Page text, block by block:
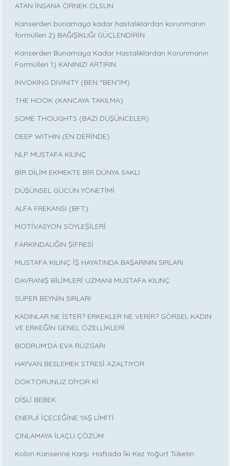
ATAN İNSANA ÖRNEK OLSUN
Kanserden bunamaya kadar hastalıklardan korunmanın
formülleri 2) BAĞIŞIKLIĞI GÜÇLENDİRİN
Kanserden Bunamaya Kadar Hastalıklardan Korunmanın
Formülleri 1) KANINIZI ARTIRIN
INVOKING DIVINITY (BEN “BEN”İM)
THE HOOK (KANCAYA TAKILMA)
SOME THOUGHTS (BAZI DÜŞÜNCELER)
DEEP WITHIN (EN DERİNDE)
NLP MUSTAFA KILINÇ
BİR DİLİM EKMEKTE BİR DÜNYA SAKLI
DÜŞÜNSEL GÜCÜN YÖNETİMİ
ALFA FREKANSI (BFT)
MOTİVASYON SÖYLEŞİLERİ
FARKINDALIĞIN ŞİFRESİ
MUSTAFA KILINÇ İŞ HAYATINDA BAŞARININ SIRLARI
DAVRANIŞ BİLİMLERİ UZMANI MUSTAFA KILINÇ
SÜPER BEYNİN SIRLARI
KADINLAR NE İSTER? ERKEKLER NE VERİR? GÖRSEL KADIN
VE ERKEĞİN GENEL ÖZELLİKLERİ
BODRUM’DA EVA RÜZGARI
HAYVAN BESLEMEK STRESİ AZALTIYOR
DOKTORUNUZ DİYOR Kİ
DİŞLİ BEBEK
ENERJİ İÇECEĞİNE YAŞ LİMİTİ
ÇINLAMAYA İLAÇLI ÇÖZÜM
Kolon Kanserine Karşı: Haftada İki Kez Yoğurt Tüketin